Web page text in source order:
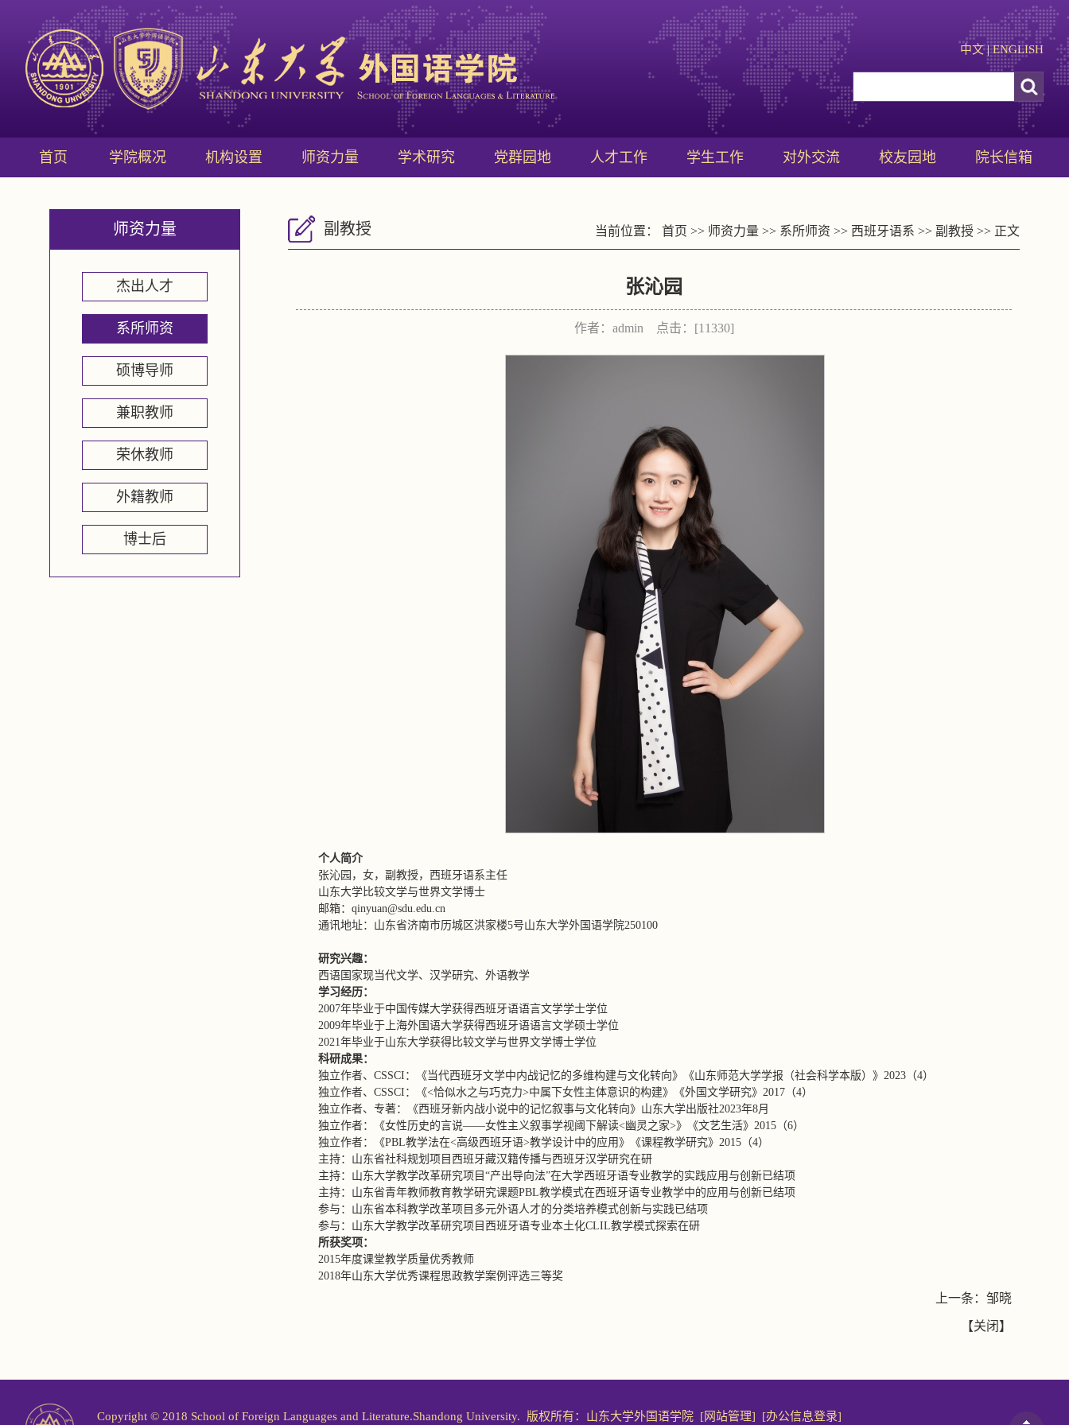
中文|ENGLISH
首页 学院概况 机构设置 师资力量 学术研究 党群园地 人才工作 学生工作 对外交流 校友园地 院长信箱
师资力量
杰出人才
系所师资
硕博导师
兼职教师
荣休教师
外籍教师
博士后
副教授 当前位置： 首页 >> 师资力量 >> 系所师资 >> 西班牙语系 >> 副教授 >> 正文
张沁园
作者：admin 点击：[11330]
个人简介
张沁园，女，副教授，西班牙语系主任
山东大学比较文学与世界文学博士
邮箱：qinyuan@sdu.edu.cn
通讯地址：山东省济南市历城区洪家楼5号山东大学外国语学院250100
研究兴趣：
西语国家现当代文学、汉学研究、外语教学
学习经历：
2007年毕业于中国传媒大学获得西班牙语语言文学学士学位
2009年毕业于上海外国语大学获得西班牙语语言文学硕士学位
2021年毕业于山东大学获得比较文学与世界文学博士学位
科研成果：
独立作者、CSSCI：《当代西班牙文学中内战记忆的多维构建与文化转向》《山东师范大学学报（社会科学本版）》2023（4）
独立作者、CSSCI：《<恰似水之与巧克力>中属下女性主体意识的构建》《外国文学研究》2017（4）
独立作者、专著：《西班牙新内战小说中的记忆叙事与文化转向》山东大学出版社2023年8月
独立作者：《女性历史的言说——女性主义叙事学视阈下解读<幽灵之家>》《文艺生活》2015（6）
独立作者：《PBL教学法在<高级西班牙语>教学设计中的应用》《课程教学研究》2015（4）
主持：山东省社科规划项目西班牙藏汉籍传播与西班牙汉学研究在研
主持：山东大学教学改革研究项目“产出导向法”在大学西班牙语专业教学的实践应用与创新已结项
主持：山东省青年教师教育教学研究课题PBL教学模式在西班牙语专业教学中的应用与创新已结项
参与：山东省本科教学改革项目多元外语人才的分类培养模式创新与实践已结项
参与：山东大学教学改革研究项目西班牙语专业本土化CLIL教学模式探索在研
所获奖项：
2015年度课堂教学质量优秀教师
2018年山东大学优秀课程思政教学案例评选三等奖
上一条： 邹晓
【关闭 】
Copyright © 2018 School of Foreign Languages and Literature.Shandong University. 版权所有：山东大学外国语学院 [网站管理] [办公信息登录]